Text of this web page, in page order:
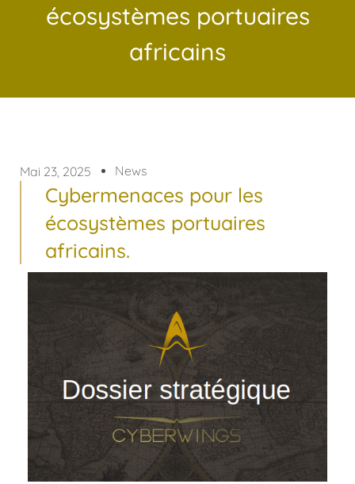
écosystèmes portuaires
africains
Mai 23, 2025 News
Cybermenaces pour les
écosystèmes portuaires
africains.